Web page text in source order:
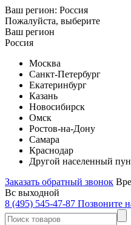
Ваш регион: Россия
Пожалуйста, выберите
Ваш регион
Россия
Москва
Санкт-Петербург
Екатеринбург
Казань
Новосибирск
Омск
Ростов-на-Дону
Самара
Краснодар
Другой населенный
Заказать обратный звонок
Вс выходной
8 (495) 545-47-87 Позвоните